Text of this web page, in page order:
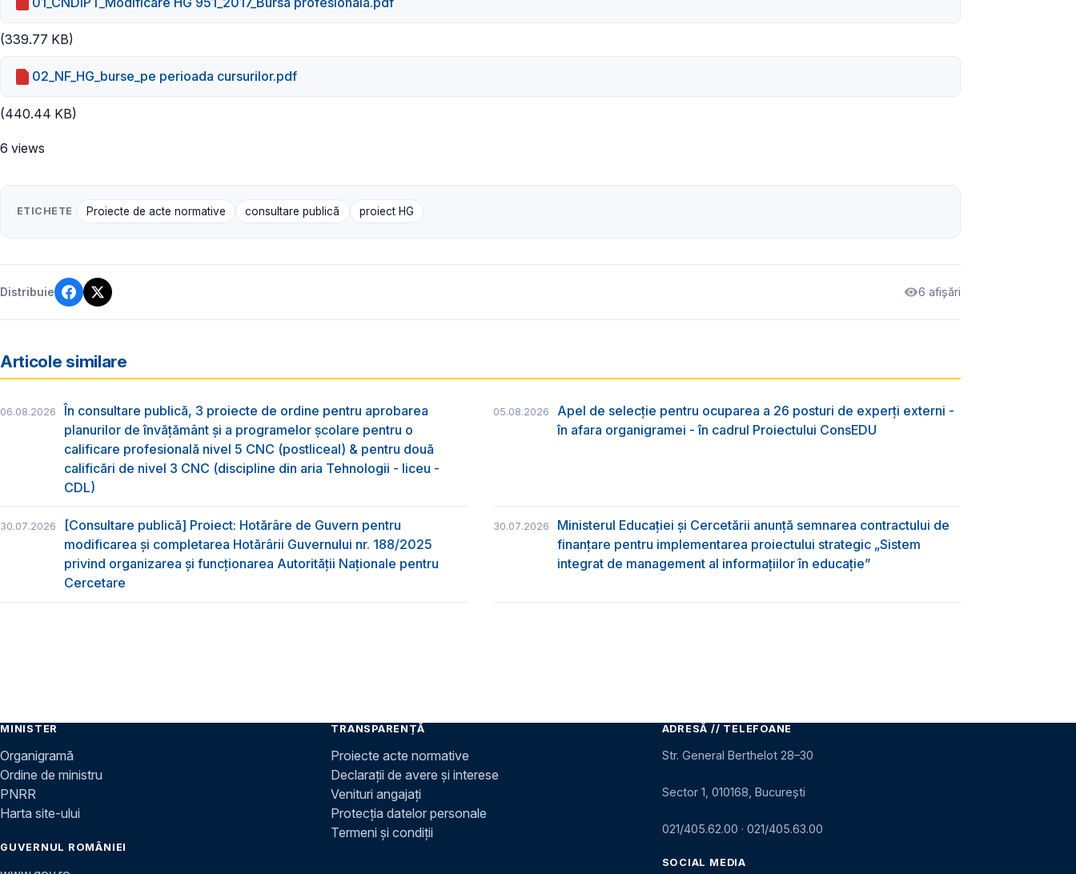
(339.77 KB)
02_NF_HG_burse_pe perioada cursurilor.pdf
(440.44 KB)
6 views
ETICHETE Proiecte de acte normative consultare publică proiect HG
Distribuie 6 afișări
Articole similare
06.08.2026
În consultare publică, 3 proiecte de ordine pentru aprobarea
planurilor de învățământ și a programelor școlare pentru o
calificare profesională nivel 5 CNC (postliceal) & pentru două
calificări de nivel 3 CNC (discipline din aria Tehnologii - liceu -
CDL)
05.08.2026
Apel de selecție pentru ocuparea a 26 posturi de experți externi -
în afara organigramei - în cadrul Proiectului ConsEDU
30.07.2026
[Consultare publică] Proiect: Hotărâre de Guvern pentru
modificarea și completarea Hotărârii Guvernului nr. 188/2025
privind organizarea şi funcţionarea Autorităţii Naţionale pentru
Cercetare
30.07.2026
Ministerul Educației și Cercetării anunță semnarea contractului de
finanțare pentru implementarea proiectului strategic „Sistem
integrat de management al informațiilor în educație”
MINISTER
Organigramă
Ordine de ministru
PNRR
Harta site-ului
GUVERNUL ROMÂNIEI
TRANSPARENȚĂ
Proiecte acte normative
Declarații de avere și interese
Venituri angajați
Protecția datelor personale
Termeni și condiții
ADRESĂ // TELEFOANE
Str. General Berthelot 28–30
Sector 1, 010168, București
021/405.62.00 · 021/405.63.00
SOCIAL MEDIA